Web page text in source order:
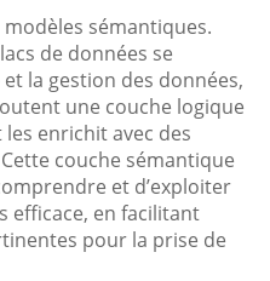
modèles sémantiques.
de données se
la gestion des données,
une couche logique
enrichit avec des
couche sémantique
et d’exploiter
efficace, en facilitant
pour la prise de